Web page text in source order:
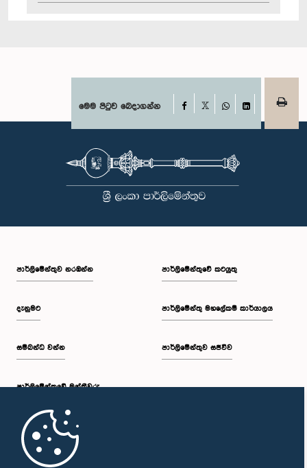
මෙම පිටුව බෙදාගන්න Facebook
WhatsAppLinkedIn
පාර්ලි‌මේන්තුව නරඹන්න
දැනුමට
සම්බන්ධ වන්න
පාර්ලි‌මේන්තුවේ මන්ත්‍රීවරු
මුල් පිටුව
පාර්ලිමේන්තුවේ කටයුතු
පාර්ලිමේන්තු මහලේකම් කාර්යාලය
පාර්ලිමේන්තුව සජීවීව